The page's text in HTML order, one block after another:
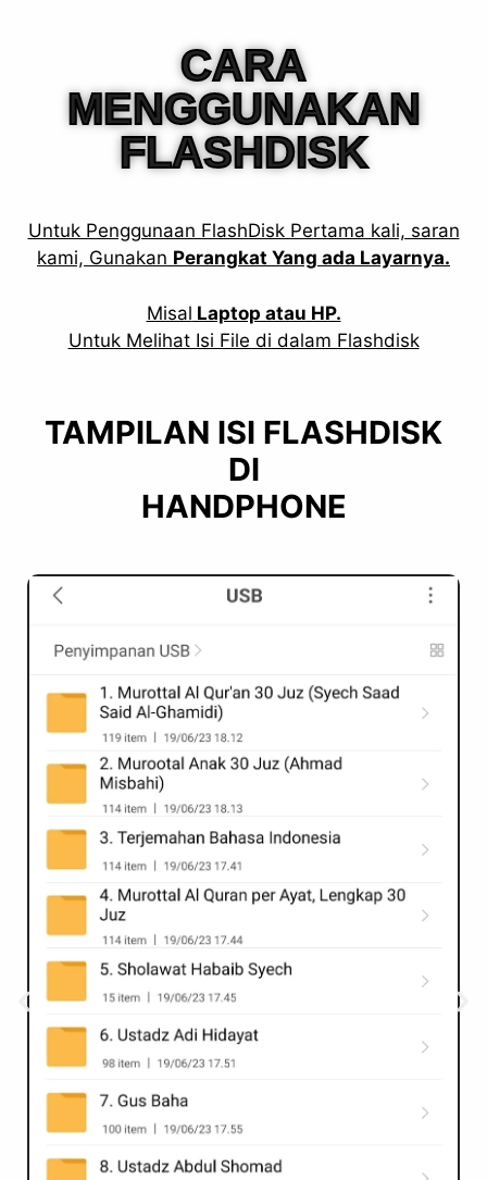
CARA
MENGGUNAKAN
FLASHDISK
Untuk Penggunaan FlashDisk Pertama kali, saran
kami, Gunakan Perangkat Yang ada Layarnya.
Misal Laptop atau HP.
Untuk Melihat Isi File di dalam Flashdisk
TAMPILAN ISI FLASHDISK
DI
HANDPHONE